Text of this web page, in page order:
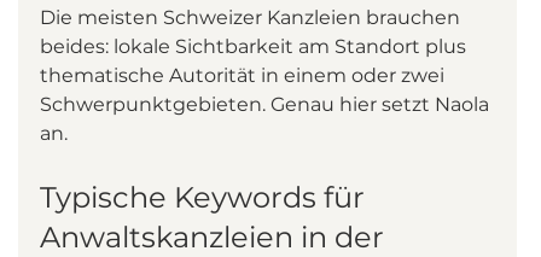
Die meisten Schweizer Kanzleien brauchen
beides: lokale Sichtbarkeit am Standort plus
thematische Autorität in einem oder zwei
Schwerpunktgebieten. Genau hier setzt Naola
an.
Typische Keywords für
Anwaltskanzleien in der